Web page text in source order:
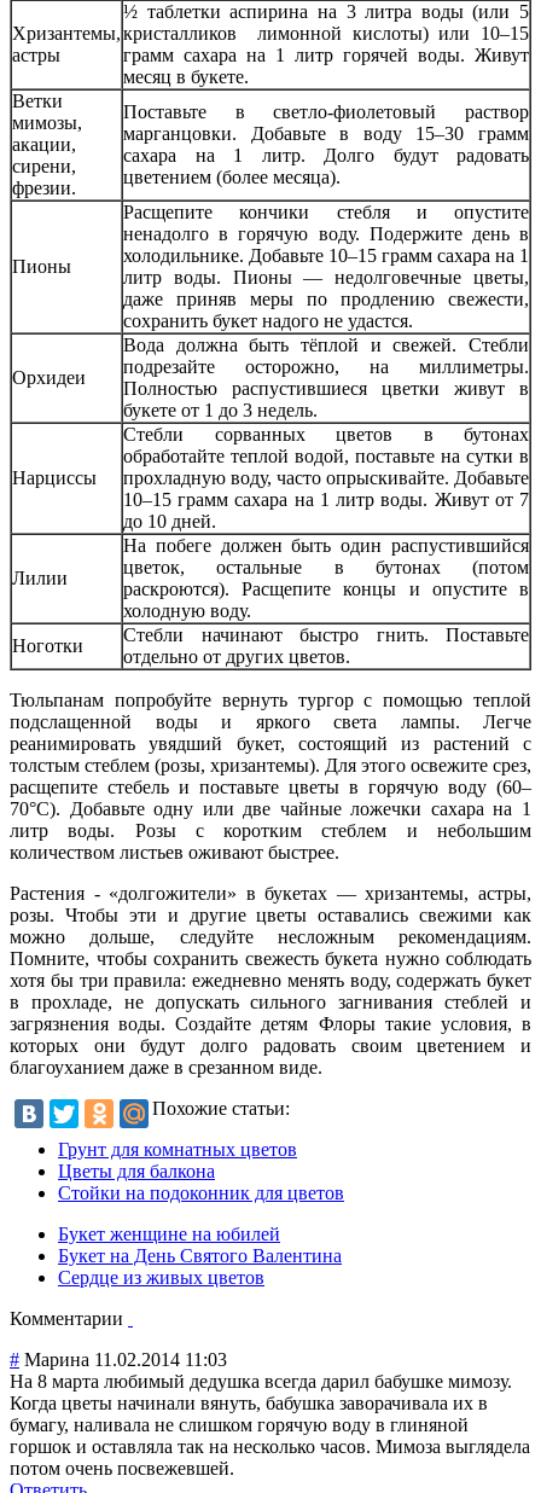
Хризантемы,
астры
½ таблетки аспирина на 3 литра воды (или 5
кристалликов лимонной кислоты) или 10–15
грамм сахара на 1 литр горячей воды. Живут
месяц в букете.
Ветки
мимозы,
акации,
сирени,
фрезии.
Поставьте в светло-фиолетовый раствор
марганцовки. Добавьте в воду 15–30 грамм
сахара на 1 литр. Долго будут радовать
цветением (более месяца).
Пионы
Расщепите кончики стебля и опустите
ненадолго в горячую воду. Подержите день в
холодильнике. Добавьте 10–15 грамм сахара на 1
литр воды. Пионы — недолговечные цветы,
даже приняв меры по продлению свежести,
сохранить букет надого не удастся.
Орхидеи
Вода должна быть тёплой и свежей. Стебли
подрезайте осторожно, на миллиметры.
Полностью распустившиеся цветки живут в
букете от 1 до 3 недель.
Нарциссы
Стебли сорванных цветов в бутонах
обработайте теплой водой, поставьте на сутки в
прохладную воду, часто опрыскивайте. Добавьте
10–15 грамм сахара на 1 литр воды. Живут от 7
до 10 дней.
Лилии
На побеге должен быть один распустившийся
цветок, остальные в бутонах (потом
раскроются). Расщепите концы и опустите в
холодную воду.
Ноготки
Стебли начинают быстро гнить. Поставьте
отдельно от других цветов.
Тюльпанам попробуйте вернуть тургор с помощью теплой
подслащенной воды и яркого света лампы. Легче
реанимировать увядший букет, состоящий из растений с
толстым стеблем (розы, хризантемы). Для этого освежите срез,
расщепите стебель и поставьте цветы в горячую воду (60–
70°С). Добавьте одну или две чайные ложечки сахара на 1
литр воды. Розы с коротким стеблем и небольшим
количеством листьев оживают быстрее.
Растения - «долгожители» в букетах — хризантемы, астры,
розы. Чтобы эти и другие цветы оставались свежими как
можно дольше, следуйте несложным рекомендациям.
Помните, чтобы сохранить свежесть букета нужно соблюдать
хотя бы три правила: ежедневно менять воду, содержать букет
в прохладе, не допускать сильного загнивания стеблей и
загрязнения воды. Создайте детям Флоры такие условия, в
которых они будут долго радовать своим цветением и
благоуханием даже в срезанном виде.
Похожие статьи:
Грунт для комнатных цветов
Цветы для балкона
Стойки на подоконник для цветов
Букет женщине на юбилей
Букет на День Святого Валентина
Сердце из живых цветов
Комментарии
# Марина 11.02.2014 11:03
На 8 марта любимый дедушка всегда дарил бабушке мимозу.
Когда цветы начинали вянуть, бабушка заворачивала их в
бумагу, наливала не слишком горячую воду в глиняной
горшок и оставляла так на несколько часов. Мимоза выглядела
потом очень посвежевшей.